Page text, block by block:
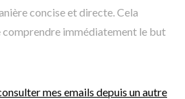
concise et directe. Cela
immédiatement le but
mes emails depuis un autre